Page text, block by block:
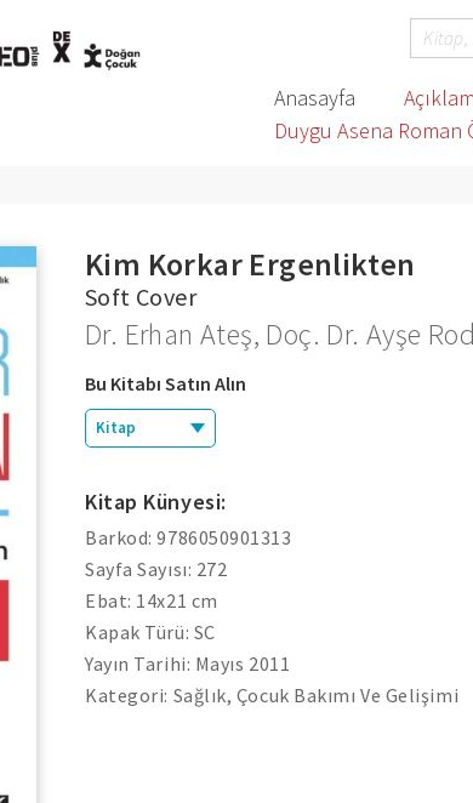
Anasayfa
Duygu Asena Roman
Kim Korkar Ergenlikten
Soft Cover
Dr. Erhan Ateş, Doç. Dr. Ayşe
Bu Kitabı Satın Alın
Kitap
Kitap Künyesi:
Barkod: 9786050901313
Sayfa Sayısı: 272
Ebat: 14x21 cm
Kapak Türü: SC
Yayın Tarihi: Mayıs 2011
Kategori: Sağlık, Çocuk Bakımı Ve Gelişimi